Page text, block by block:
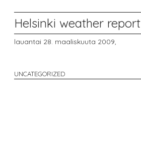
Helsinki weather report
lauantai 28. maaliskuuta 2009,
UNCATEGORIZED